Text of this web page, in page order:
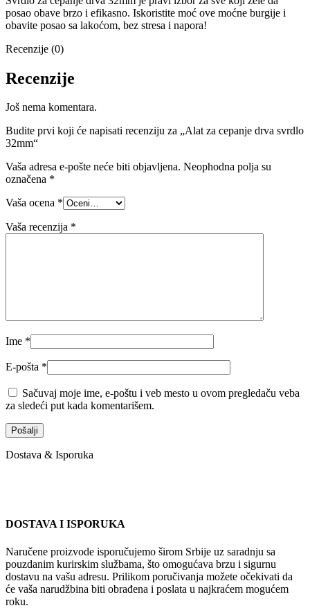
posao obave brzo i efikasno. Iskoristite moć ove moćne burgije i
obavite posao sa lakoćom, bez stresa i napora!
Recenzije (0)
Recenzije
Još nema komentara.
Budite prvi koji će napisati recenziju za „Alat za cepanje drva svrdlo
32mm“
Vaša adresa e-pošte neće biti objavljena. Neophodna polja su
označena *
Vaša ocena *
Vaša recenzija *
Ime *
E-pošta *
Sačuvaj moje ime, e-poštu i veb mesto u ovom pregledaču veba
za sledeći put kada komentarišem.
Dostava & Isporuka
DOSTAVA I ISPORUKA
Naručene proizvode isporučujemo širom Srbije uz saradnju sa
pouzdanim kurirskim službama, što omogućava brzu i sigurnu
dostavu na vašu adresu. Prilikom poručivanja možete očekivati da
će vaša narudžbina biti obrađena i poslata u najkraćem mogućem
roku.